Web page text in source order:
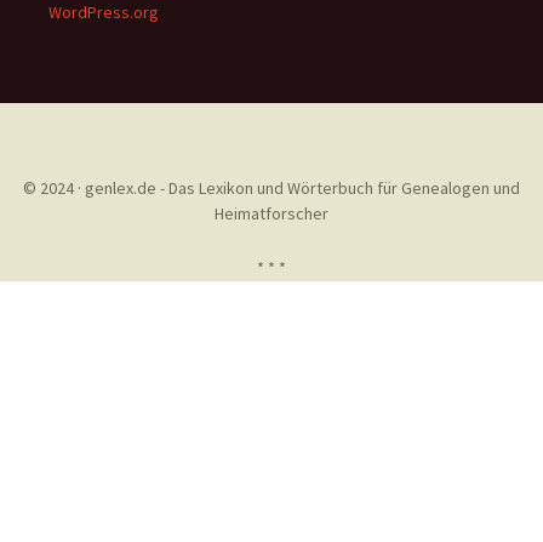
WordPress.org
© 2024 · genlex.de - Das Lexikon und Wörterbuch für Genealogen und
Heimatforscher
* * *